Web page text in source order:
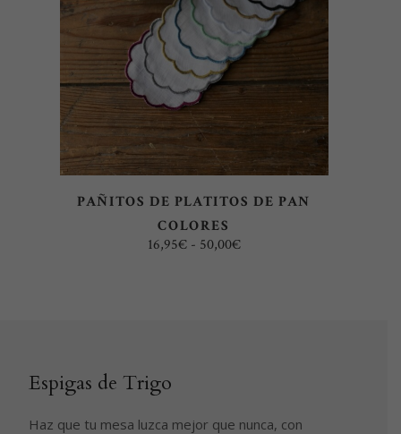
múltiples
Las
se
pueden
en
PAÑITOS DE PLATITOS DE PAN
COLORES
16,95€ - 50,00€Rango
Espigas de Trigo
Haz que tu mesa luzca mejor que nunca, con